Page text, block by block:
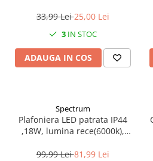
33,99 Lei25,00 Lei
3IN STOC
ADAUGA IN COS
Spectrum
Plafoniera LED patrata IP44
,18W, lumina rece(6000k),
99,99 Lei81,99 Lei